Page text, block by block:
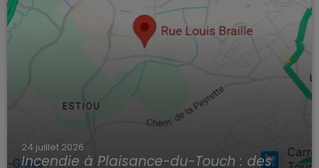
24 juillet 2026
Incendie à Plaisance-du-Touch : des